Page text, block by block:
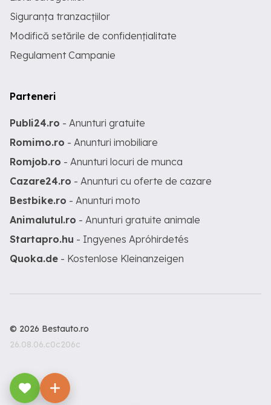
Siguranța tranzacțiilor
Modifică setările de confidențialitate
Regulament Campanie
Parteneri
Publi24.ro - Anunturi gratuite
Romimo.ro - Anunturi imobiliare
Romjob.ro - Anunturi locuri de munca
Cazare24.ro - Anunturi cu oferte de cazare
Bestbike.ro - Anunturi moto
Animalutul.ro - Anunturi gratuite animale
Startapro.hu - Ingyenes Apróhirdetés
Quoka.de - Kostenlose Kleinanzeigen
© 2026 Bestauto.ro
26.08.06.c0c206c